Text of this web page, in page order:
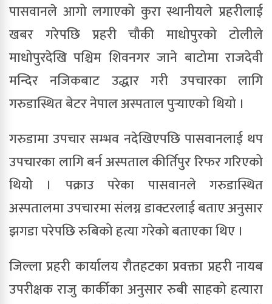
पासवानले आगो लगाएको कुरा स्थानीयले प्रहरीलाई
खबर गरेपछि प्रहरी चौकी माधोपुरको टोलीले
माधोपुरदेखि पश्चिम शिवनगर जाने बाटोमा राजदेवी
मन्दिर नजिकबाट उद्धार गरी उपचारका लागि
गरुडास्थित बेटर नेपाल अस्पताल पुर्‍याएको थियो ।
गरुडामा उपचार सम्भव नदेखिएपछि पासवानलाई थप
उपचारका लागि बर्न अस्पताल कीर्तिपुर रिफर गरिएको
थियोे । पक्राउ परेका पासवानले गरुडास्थित
अस्पतालमा उपचारमा संलग्न डाक्टरलाई बताए अनुसार
झगडा परेपछि रुबिको हत्या गरेको बताएका थिए ।
जिल्ला प्रहरी कार्यालय रौतहटका प्रवक्ता प्रहरी नायब
उपरीक्षक राजु कार्कीका अनुसार रुबी साहको हत्यारा